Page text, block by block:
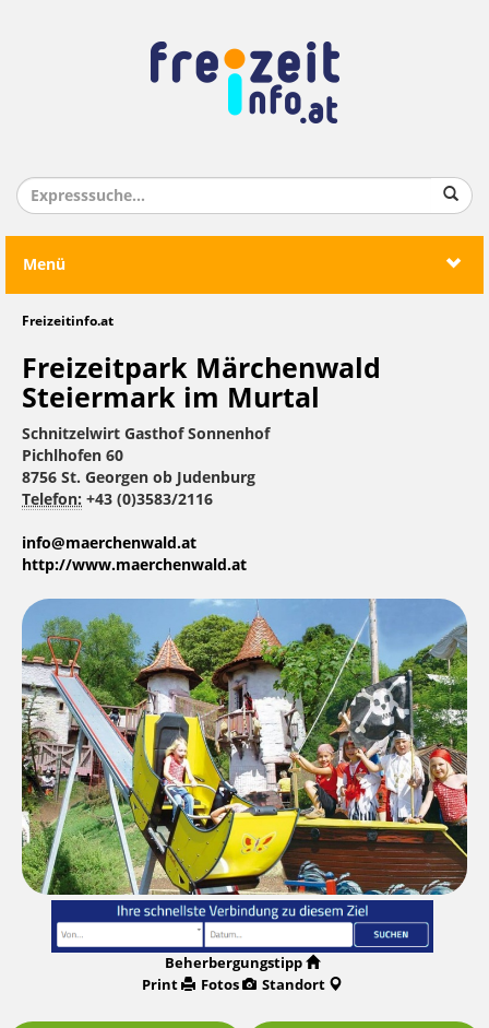
Menü
Freizeitinfo.at
Freizeitpark Märchenwald
Steiermark im Murtal
Schnitzelwirt Gasthof Sonnenhof
Pichlhofen 60
8756 St. Georgen ob Judenburg
Telefon: +43 (0)3583/2116
info@maerchenwald.at
http://www.maerchenwald.at
Beherbergungstipp
Print
Fotos Standort